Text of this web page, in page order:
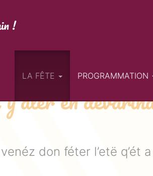
!
LA FÊTE PROGRAMMATION
en
don féter l’etë q’ét a